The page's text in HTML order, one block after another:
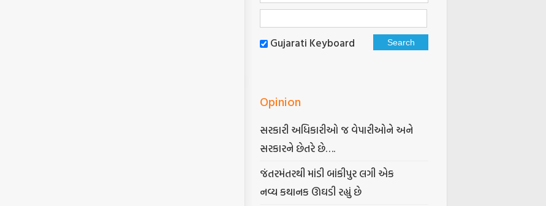
Gujarati Keyboard
Opinion
સરકારી અધિકારીઓ જ વેપારીઓને અને
સરકારને છેતરે છે….
જંતરમંતરથી માંડી બાંકીપુર લગી એક
નવ્ય કથાનક ઊઘડી રહ્યું છે